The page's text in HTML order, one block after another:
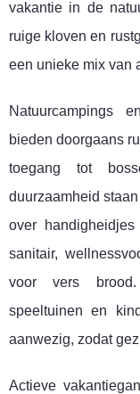
vakantie in de
ruige kloven en
een unieke mix van
Natuurcampings
bieden doorgaans
toegang tot
duurzaamheid
over
sanitair,
voor vers brood.
speeltuinen en
aanwezig, zodat
Actieve